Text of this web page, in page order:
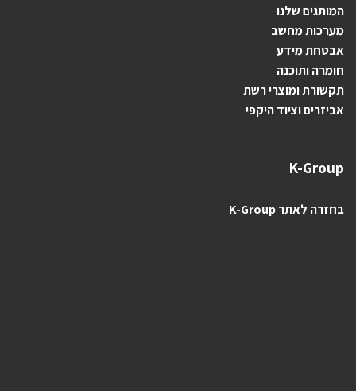
המותגים שלנו
מערכות מחשב
אבטחת מידע
חומרה ותוכנה
תקשורת ומוצרי רשת
אביזרים וציוד היקפי
K-Group
בחזרה לאתר K-Group